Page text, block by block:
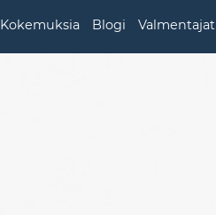
Kokemuksia Blogi Valmentajat